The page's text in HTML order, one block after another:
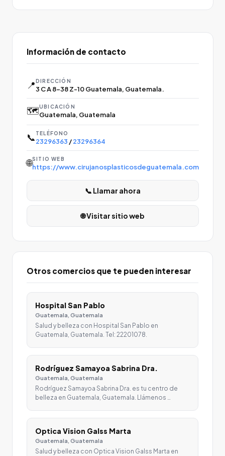
Información de contacto
📍DIRECCIÓN
3 C A 8-38 Z-10 Guatemala, Guatemala.
🗺️UBICACIÓN
Guatemala, Guatemala
📞 TELÉFONO
23296363 /23296364
🌐SITIO WEB
https://www.cirujanosplasticosdeguatemala.com
📞 Llamar ahora
🌐 Visitar sitio web
Otros comercios que te pueden interesar
Hospital San Pablo
Guatemala, Guatemala
Salud y belleza con Hospital San Pablo en
Guatemala, Guatemala. Tel: 22201078.
Rodríguez Samayoa Sabrina Dra.
Guatemala, Guatemala
Rodríguez Samayoa Sabrina Dra. es tu centro de
belleza en Guatemala, Guatemala. Llámenos …
Optica Vision Galss Marta
Guatemala, Guatemala
Salud y belleza con Optica Vision Galss Marta en